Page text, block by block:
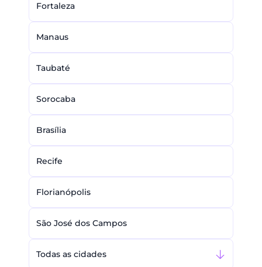
Fortaleza
Manaus
Taubaté
Sorocaba
Brasília
Recife
Florianópolis
São José dos Campos
Todas as cidades